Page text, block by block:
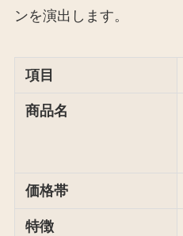
ンを演出します。
項目
商品名
価格帯
特徴